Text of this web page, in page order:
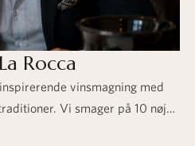
Rocca
vinsmagning med
Vi smager på 10 nøje
sprøde hvidvine og